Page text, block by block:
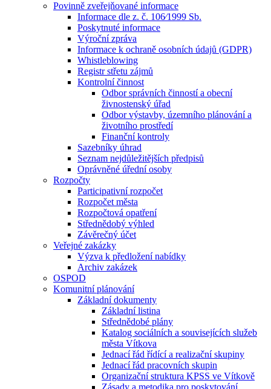
Povinně zveřejňované informace
Informace dle z. č. 106⁄1999 Sb.
Poskytnuté informace
Výroční zpráva
Informace k ochraně osobních údajů (GDPR)
Whistleblowing
Registr střetu zájmů
Kontrolní činnost
Odbor správních činností a obecní
živnostenský úřad
Odbor výstavby, územního plánování a
životního prostředí
Finanční kontroly
Sazebníky úhrad
Seznam nejdůležitějších předpisů
Oprávněné úřední osoby
Rozpočty
Participativní rozpočet
Rozpočet města
Rozpočtová opatření
Střednědobý výhled
Závěrečný účet
Veřejné zakázky
Výzva k předložení nabídky
Archiv zakázek
OSPOD
Komunitní plánování
Základní dokumenty
Základní listina
Střednědobé plány
Katalog sociálních a souvisejících služeb
města Vítkova
Jednací řád řídící a realizační skupiny
Jednací řád pracovních skupin
Organizační struktura KPSS ve Vítkově
Zásady a metodika pro poskytování